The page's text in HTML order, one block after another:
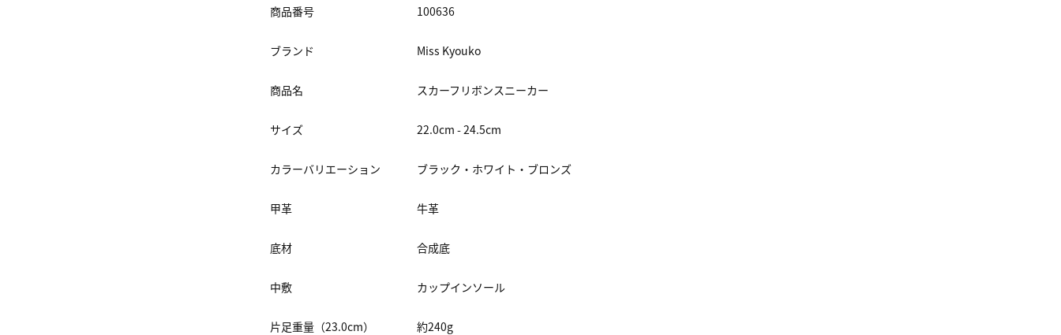
商品番号 100636
ブランド Miss Kyouko
商品名 スカーフリボンスニーカー
サイズ 22.0cm - 24.5cm
カラーバリエーション ブラック・ホワイト・ブロンズ
甲革 牛革
底材 合成底
中敷 カップインソール
片足重量（23.0cm） 約240g